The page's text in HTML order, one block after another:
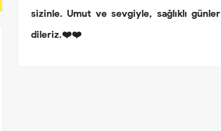
sizinle. Umut ve sevgiyle, sağlıklı günler
dileriz.❤️❤️